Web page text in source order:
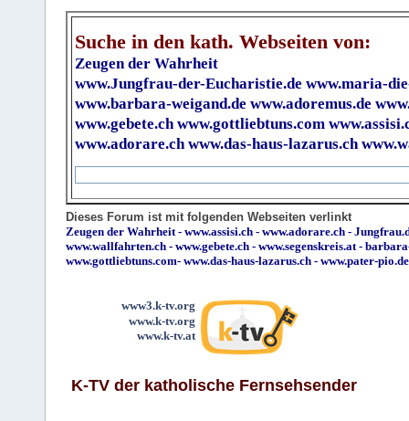
Suche in den kath. Webseiten von:
Zeugen der Wahrheit
www.Jungfrau-der-Eucharistie.de www.maria-
www.barbara-weigand.de www.adoremus.de
www.gebete.ch www.gottliebtuns.com
www.adorare.ch www.das-haus-lazarus.ch
Dieses Forum ist mit folgenden Webseiten verlinkt
Zeugen der Wahrheit - www.assisi.ch - www.adorare.ch -
www.wallfahrten.ch - www.gebete.ch - www.segenskreis.at -
www.gottliebtuns.com- www.das-haus-lazarus.ch - www.pater-pio.de
www3.k-tv.org
www.k-tv.org
www.k-tv.at
K-TV der katholische Fernsehsender